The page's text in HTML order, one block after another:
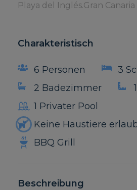
Playa del Inglés.Gran Canaria
Charakteristisch
6 Personen
3
2 Badezimmer
1 Privater Pool
Keine Haustiere
BBQ Grill
Beschreibung